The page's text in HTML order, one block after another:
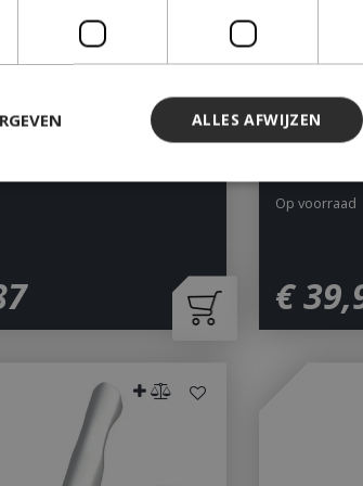
€39,
Op voorraad
ALLES AFWIJZEN
maken de kernfunctionaliteiten van de website
kan niet goed worden gebruikt zonder de strikt
Domein
Vervaldatum
.db.sleak.chat
maken
voor
Google LLC
.bbqkopen.nl
This